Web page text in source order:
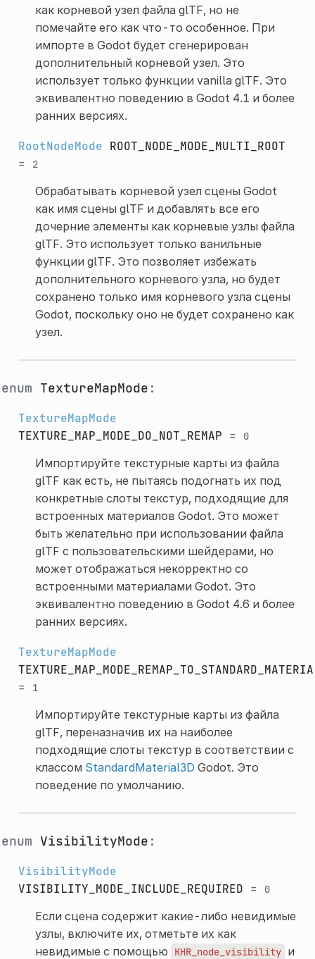
как корневой узел файла glTF, но не
помечайте его как что-то особенное. При
импорте в Godot будет сгенерирован
дополнительный корневой узел. Это
использует только функции vanilla glTF. Это
эквивалентно поведению в Godot 4.1 и более
ранних версиях.
RootNodeMode ROOT_NODE_MODE_MULTI_ROOT
=
2
Обрабатывать корневой узел сцены Godot
как имя сцены glTF и добавлять все его
дочерние элементы как корневые узлы файла
glTF. Это использует только ванильные
функции glTF. Это позволяет избежать
дополнительного корневого узла, но будет
сохранено только имя корневого узла сцены
Godot, поскольку оно не будет сохранено как
узел.
enum TextureMapMode :
TextureMapMode
TEXTURE_MAP_MODE_DO_NOT_REMAP = 0
Импортируйте текстурные карты из файла
glTF как есть, не пытаясь подогнать их под
конкретные слоты текстур, подходящие для
встроенных материалов Godot. Это может
быть желательно при использовании файла
glTF с пользовательскими шейдерами, но
может отображаться некорректно со
встроенными материалами Godot. Это
эквивалентно поведению в Godot 4.6 и более
ранних версиях.
TextureMapMode
=
1
Импортируйте текстурные карты из файла
glTF, переназначив их на наиболее
подходящие слоты текстур в соответствии с
классом StandardMaterial3D Godot. Это
поведение по умолчанию.
enum VisibilityMode :
VisibilityMode
VISIBILITY_MODE_INCLUDE_REQUIRED = 0
Если сцена содержит какие-либо невидимые
узлы, включите их, отметьте их как
невидимые с помощью
KHR_node_visibility и